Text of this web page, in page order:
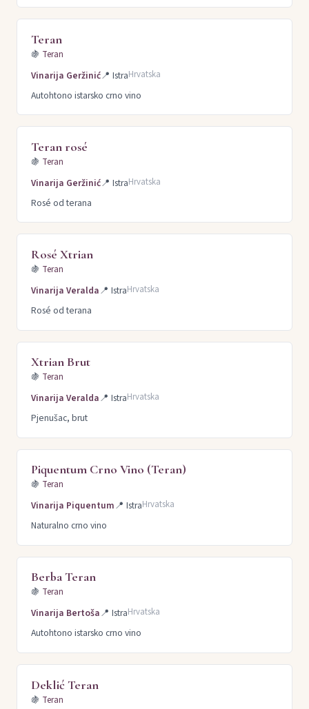
Teran
🍇 Teran
Vinarija Geržinić📍 IstraHrvatska
Autohtono istarsko crno vino
Teran rosé
🍇 Teran
Vinarija Geržinić📍 IstraHrvatska
Rosé od terana
Rosé Xtrian
🍇 Teran
Vinarija Veralda📍 IstraHrvatska
Rosé od terana
Xtrian Brut
🍇 Teran
Vinarija Veralda📍 IstraHrvatska
Pjenušac, brut
Piquentum Crno Vino (Teran)
🍇 Teran
Vinarija Piquentum📍 IstraHrvatska
Naturalno crno vino
Berba Teran
🍇 Teran
Vinarija Bertoša📍 IstraHrvatska
Autohtono istarsko crno vino
Deklić Teran
🍇 Teran